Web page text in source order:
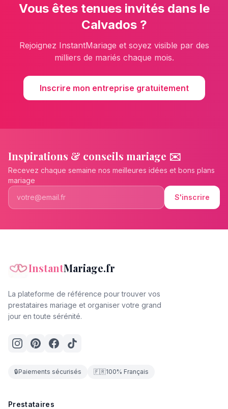
Vous êtes tenues invitésdans le
Calvados?
Rejoignez InstantMariage et soyez visible par des
milliers de mariés chaque mois.
Inscrire mon entreprise gratuitement
Inspirations & conseils mariage ✉️
Recevez chaque semaine nos meilleures idées et bons plans
mariage
S'inscrire
InstantMariage.fr
La plateforme de référence pour trouver vos
prestataires mariage et organiser votre grand
jour en toute sérénité.
🔒Paiements sécurisés 🇫🇷100% Français
Prestataires